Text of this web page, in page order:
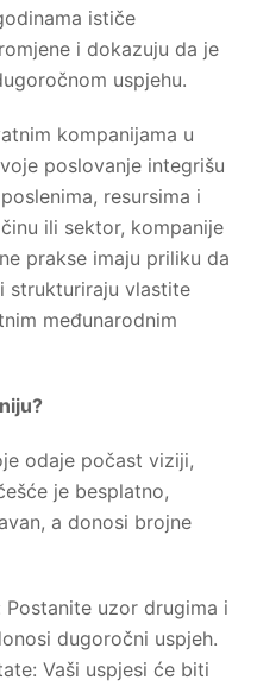
ističe
i dokazuju da je
uspjehu.
kompanijama u
poslovanje integrišu
resursima i
ili sektor, kompanije
prakse imaju priliku da
strukturiraju vlastite
međunarodnim
odaje počast viziji,
je besplatno,
a donosi brojne
uzor drugima i
dugoročni uspjeh.
Vaši uspjesi će biti